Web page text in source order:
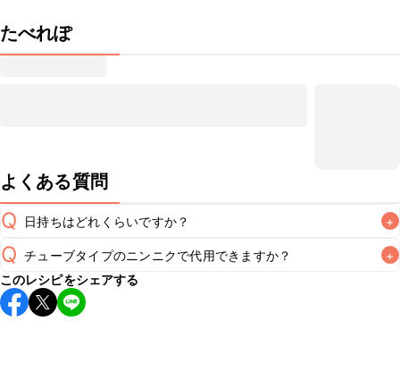
たべれぽ
よくある質問
Q 日持ちはどれくらいですか？ +
A
保存期間は冷蔵で翌日中が目安です。なるべくお早めにお召
し上がりください。
※日持ちは目安です。
Q チューブタイプのニンニクで代用できますか？ +
A
チューブタイプのニンニクを使用してもお作りいただけま
す。小さじ1を目安に加え、お好みの風味になるようご調節く
このレシピをシェアする